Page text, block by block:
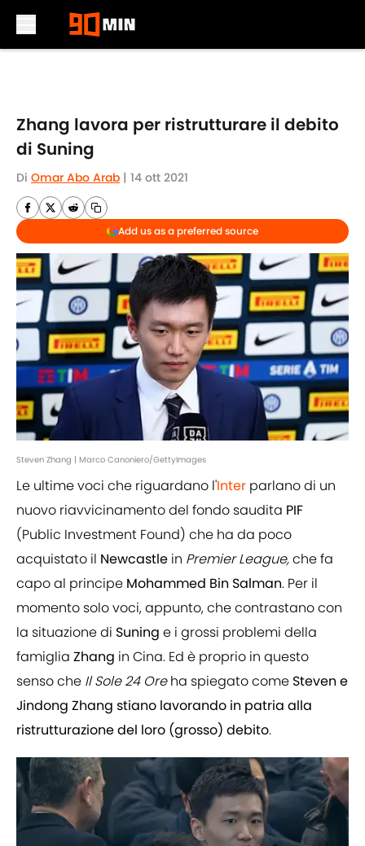
Zhang lavora per ristrutturare il debito
di Suning
Di Omar Abo Arab | 14 ott 2021
Add us as a preferred source
Steven Zhang | Marco Canoniero/GettyImages
Le ultime voci che riguardano l'Inter parlano di un
nuovo riavvicinamento del fondo saudita PIF
(Public Investment Found) che ha da poco
acquistato il Newcastle in Premier League,che fa
capo al principe Mohammed Bin Salman. Per il
momento solo voci, appunto, che contrastano con
la situazione di Suning e i grossi problemi della
famiglia Zhang in Cina. Ed è proprio in questo
senso che Il Sole 24 Oreha spiegato come Steven e
Jindong Zhang stiano lavorando in patria alla
ristrutturazione del loro (grosso) debito.